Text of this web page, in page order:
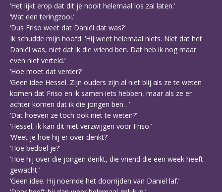
‘Het lijkt erop dat dit je nooit helemaal los zal laten.’
‘Wat een teringzooi.’
‘Dus Friso weet dat Daniël dat was?’
Ik schudde mijn hoofd. ‘Hij weet helemaal niets. Niet dat het
Daniël was, niet dat ik die vriend ben. Dat heb ik nog maar
even niet verteld.’
‘Hoe moet dat verder?’
‘Geen idee Hessel. Zijn ouders zijn al niet blij als ze te weten
komen dat Friso en ik samen iets hebben, maar als ze er
achter komen dat ik die jongen ben…’
‘Dat hoeven ze toch ook niet te weten?’
‘Hessel, ik kan dit niet verzwijgen voor Friso.’
‘Weet je hoe hij er over denkt?’
‘Hoe bedoel je?’
‘Hoe hij over die jongen denkt, die vriend die een week heeft
gewacht.’
‘Geen idee. Hij noemde het doorrijden van Daniël laf.’